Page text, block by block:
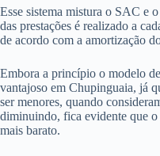
Esse sistema mistura o SAC e
das prestações é realizado a
de acordo com a amortização
Embora a princípio o modelo
vantajoso em Chupinguaia, já
ser menores, quando
diminuindo, fica evidente que o
mais barato.